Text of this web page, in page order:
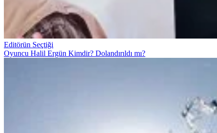
Editörün Seçtiği
Oyuncu Halil Ergün Kimdir? Dolandırıldı mı?